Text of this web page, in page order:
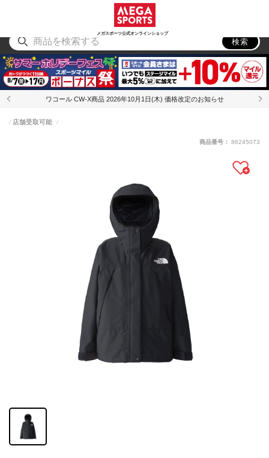
メガスポーツ公式オンラインショップ
アウトドア
検索
ワコール CW-X商品 2026年10月1日(木) 価格改定のお知らせ
店舗受取可能
商品番号： 86245073